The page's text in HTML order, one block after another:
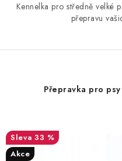
Kennelka pro středně velké
přepravu
Přepravka pro
33 %
Akce